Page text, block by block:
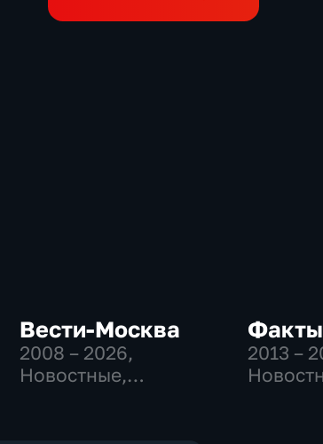
Вести-Москва
2008 – 2026,
Новостные,
Факты
2013 –